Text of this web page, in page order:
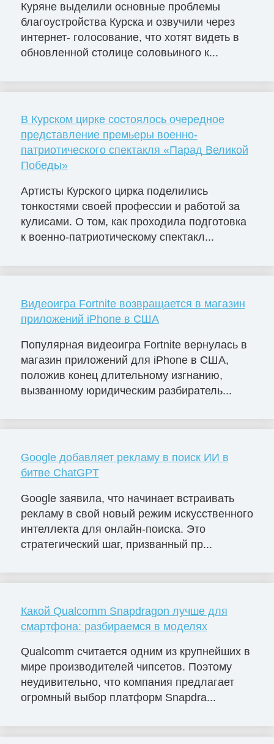
Куряне выделили основные проблемы
благоустройства Курска и озвучили через
интернет- голосование, что хотят видеть в
обновленной столице соловьиного к...
В Курском цирке состоялось очередное
представление премьеры военно-
патриотического спектакля «Парад Великой
Победы»
Артисты Курского цирка поделились
тонкостями своей профессии и работой за
кулисами. О том, как проходила подготовка
к военно-патриотическому спектакл...
Видеоигра Fortnite возвращается в магазин
приложений iPhone в США
Популярная видеоигра Fortnite вернулась в
магазин приложений для iPhone в США,
положив конец длительному изгнанию,
вызванному юридическим разбиратель...
Google добавляет рекламу в поиск ИИ в
битве ChatGPT
Google заявила, что начинает встраивать
рекламу в свой новый режим искусственного
интеллекта для онлайн-поиска. Это
стратегический шаг, призванный пр...
Какой Qualcomm Snapdragon лучше для
смартфона: разбираемся в моделях
Qualcomm считается одним из крупнейших в
мире производителей чипсетов. Поэтому
неудивительно, что компания предлагает
огромный выбор платформ Snapdra...